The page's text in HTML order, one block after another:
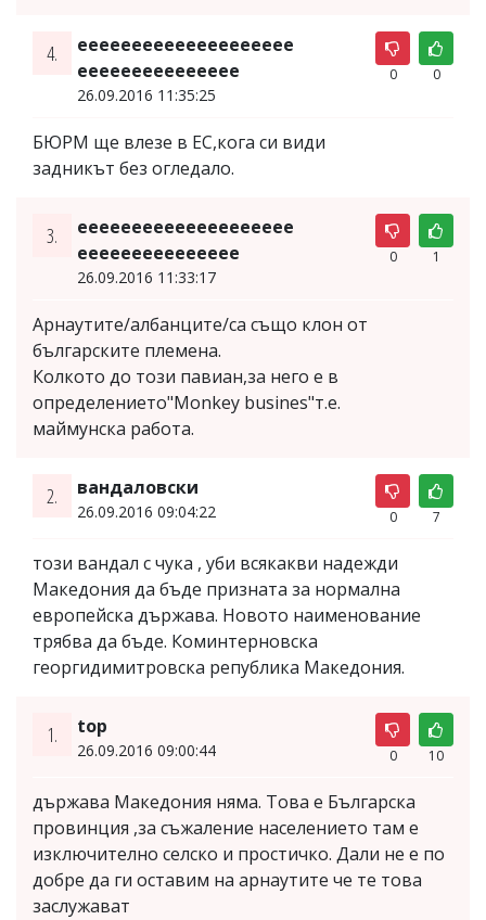
4.
ееееееееееееееееееее
еееееееееееееее
26.09.2016 11:35:25
0 0
БЮРМ ще влезе в ЕС,кога си види
задникът без огледало.
3.
ееееееееееееееееееее
еееееееееееееее
26.09.2016 11:33:17
0 1
Арнаутите/албанците/са също клон от
българските племена.
Колкото до този павиан,за него е в
определението"Monkey busines"т.е.
маймунска работа.
2. вандаловски
26.09.2016 09:04:22 0 7
този вандал с чука , уби всякакви надежди
Македония да бъде призната за нормална
европейска държава. Новото наименование
трябва да бъде. Коминтерновска
георгидимитровска република Македония.
1. top
26.09.2016 09:00:44 0 10
държава Македония няма. Това е Българска
провинция ,за съжаление населението там е
изключително селско и простичко. Дали не е по
добре да ги оставим на арнаутите че те това
заслужават